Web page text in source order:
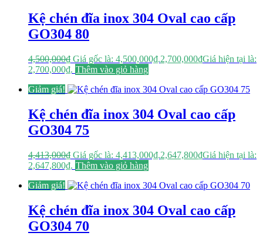
Kệ chén đĩa inox 304 Oval cao cấp
GO304 80
4,500,000₫ Giá gốc là: 4,500,000₫.2,700,000₫Giá hiện tại là:
2,700,000₫. Thêm vào giỏ hàng
Giảm giá!
Kệ chén đĩa inox 304 Oval cao cấp
GO304 75
4,413,000₫ Giá gốc là: 4,413,000₫.2,647,800₫Giá hiện tại là:
2,647,800₫. Thêm vào giỏ hàng
Giảm giá!
Kệ chén đĩa inox 304 Oval cao cấp
GO304 70